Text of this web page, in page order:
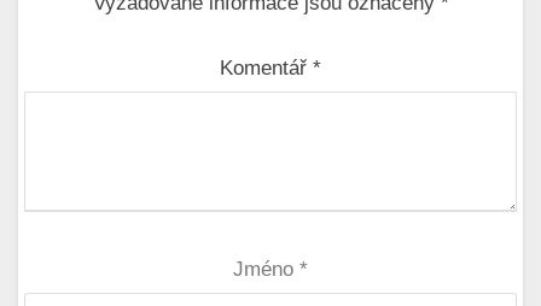
Komentář *
Jméno *